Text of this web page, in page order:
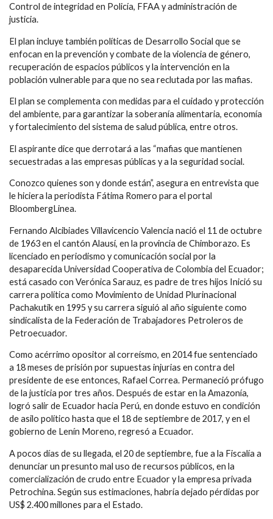
Control de integridad en Policía, FFAA y administración de
justicia.
El plan incluye también políticas de Desarrollo Social que se
enfocan en la prevención y combate de la violencia de género,
recuperación de espacios públicos y la intervención en la
población vulnerable para que no sea reclutada por las mafias.
El plan se complementa con medidas para el cuidado y protección
del ambiente, para garantizar la soberanía alimentaria, economía
y fortalecimiento del sistema de salud pública, entre otros.
El aspirante dice que derrotará a las “mafias que mantienen
secuestradas a las empresas públicas y a la seguridad social.
Conozco quienes son y donde están”, asegura en entrevista que
le hiciera la periodista Fátima Romero para el portal
BloombergLinea.
Fernando Alcibiades Villavicencio Valencia nació el 11 de octubre
de 1963 en el cantón Alausí, en la provincia de Chimborazo. Es
licenciado en periodismo y comunicación social por la
desaparecida Universidad Cooperativa de Colombia del Ecuador;
está casado con Verónica Sarauz, es padre de tres hijos Inició su
carrera política como Movimiento de Unidad Plurinacional
Pachakutik en 1995 y su carrera siguió al año siguiente como
sindicalista de la Federación de Trabajadores Petroleros de
Petroecuador.
Como acérrimo opositor al correísmo, en 2014 fue sentenciado
a 18 meses de prisión por supuestas injurias en contra del
presidente de ese entonces, Rafael Correa. Permaneció prófugo
de la justicia por tres años. Después de estar en la Amazonía,
logró salir de Ecuador hacia Perú, en donde estuvo en condición
de asilo político hasta que el 18 de septiembre de 2017, y en el
gobierno de Lenín Moreno, regresó a Ecuador.
A pocos días de su llegada, el 20 de septiembre, fue a la Fiscalía a
denunciar un presunto mal uso de recursos públicos, en la
comercialización de crudo entre Ecuador y la empresa privada
Petrochina. Según sus estimaciones, habría dejado pérdidas por
US$ 2.400 millones para el Estado.